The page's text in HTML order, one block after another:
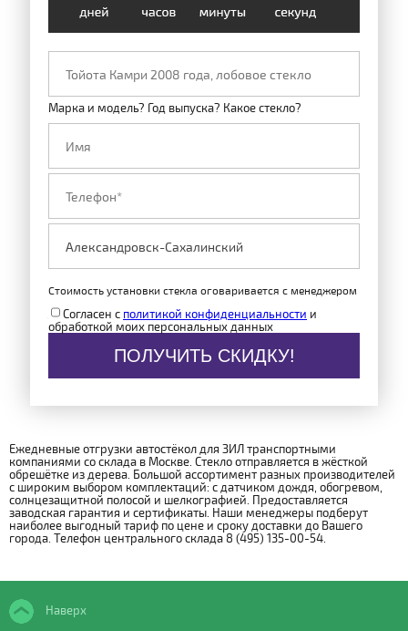
Марка и модель? Год выпуска? Какое стекло?
Стоимость установки стекла оговаривается с менеджером
Согласен с политикой конфиденциальности и
обработкой моих персональных данных
ПОЛУЧИТЬ СКИДКУ!
Ежедневные отгрузки автостёкол для ЗИЛ транспортными
компаниями со склада в Москве. Стекло отправляется в жёсткой
обрешётке из дерева. Большой ассортимент разных производителей
с широким выбором комплектаций: с датчиком дождя, обогревом,
солнцезащитной полосой и шелкографией. Предоставляется
заводская гарантия и сертификаты. Наши менеджеры подберут
наиболее выгодный тариф по цене и сроку доставки до Вашего
города. Телефон центрального склада 8 (495) 135-00-54.
Наверх